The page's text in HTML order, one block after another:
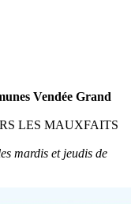
Vendée Grand
LES MAUXFAITS
mardis et jeudis de